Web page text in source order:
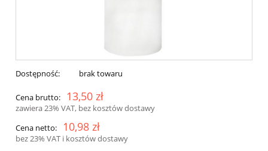
Dostępność: brak towaru
Cena brutto: 13,50 zł
zawiera 23% VAT, bez kosztów dostawy
Cena netto:
10,98 zł
bez 23% VAT i kosztów dostawy